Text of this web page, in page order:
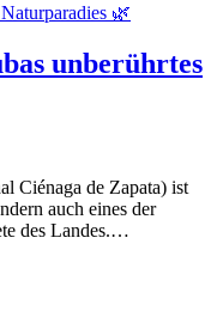
🌿
unberührtes
Ciénaga de Zapata) ist
auch eines der
des Landes.…